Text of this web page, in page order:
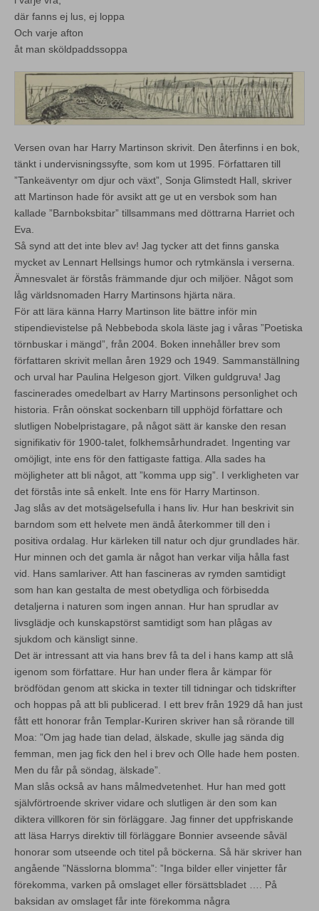
där fanns ej lus, ej loppa
Och varje afton
åt man sköldpaddssoppa
Versen ovan har Harry Martinson skrivit. Den återfinns i en bok,
tänkt i undervisningssyfte, som kom ut 1995. Författaren till
”Tankeäventyr om djur och växt”, Sonja Glimstedt Hall, skriver
att Martinson hade för avsikt att ge ut en versbok som han
kallade ”Barnboksbitar” tillsammans med döttrarna Harriet och
Eva.
Så synd att det inte blev av! Jag tycker att det finns ganska
mycket av Lennart Hellsings humor och rytmkänsla i verserna.
Ämnesvalet är förstås främmande djur och miljöer. Något som
låg världsnomaden Harry Martinsons hjärta nära.
För att lära känna Harry Martinson lite bättre inför min
stipendievistelse på Nebbeboda skola läste jag i våras ”Poetiska
törnbuskar i mängd”, från 2004. Boken innehåller brev som
författaren skrivit mellan åren 1929 och 1949. Sammanställning
och urval har Paulina Helgeson gjort. Vilken guldgruva! Jag
fascinerades omedelbart av Harry Martinsons personlighet och
historia. Från oönskat sockenbarn till upphöjd författare och
slutligen Nobelpristagare, på något sätt är kanske den resan
signifikativ för 1900-talet, folkhemsårhundradet. Ingenting var
omöjligt, inte ens för den fattigaste fattiga. Alla sades ha
möjligheter att bli något, att ”komma upp sig”. I verkligheten var
det förstås inte så enkelt. Inte ens för Harry Martinson.
Jag slås av det motsägelsefulla i hans liv. Hur han beskrivit sin
barndom som ett helvete men ändå återkommer till den i
positiva ordalag. Hur kärleken till natur och djur grundlades här.
Hur minnen och det gamla är något han verkar vilja hålla fast
vid. Hans samlariver. Att han fascineras av rymden samtidigt
som han kan gestalta de mest obetydliga och förbisedda
detaljerna i naturen som ingen annan. Hur han sprudlar av
livsglädje och kunskapstörst samtidigt som han plågas av
sjukdom och känsligt sinne.
Det är intressant att via hans brev få ta del i hans kamp att slå
igenom som författare. Hur han under flera år kämpar för
brödfödan genom att skicka in texter till tidningar och tidskrifter
och hoppas på att bli publicerad. I ett brev från 1929 då han just
fått ett honorar från Templar-Kuriren skriver han så rörande till
Moa: ”Om jag hade tian delad, älskade, skulle jag sända dig
femman, men jag fick den hel i brev och Olle hade hem posten.
Men du får på söndag, älskade”.
Man slås också av hans målmedvetenhet. Hur han med gott
självförtroende skriver vidare och slutligen är den som kan
diktera villkoren för sin förläggare. Jag finner det uppfriskande
att läsa Harrys direktiv till förläggare Bonnier avseende såväl
honorar som utseende och titel på böckerna. Så här skriver han
angående ”Nässlorna blomma”: ”Inga bilder eller vinjetter får
förekomma, varken på omslaget eller försättsbladet …. På
baksidan av omslaget får inte förekomma några